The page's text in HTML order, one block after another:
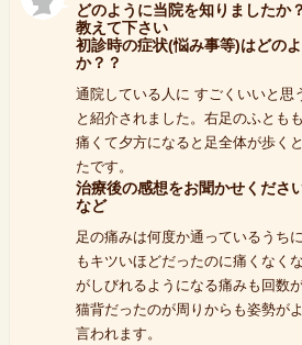
どのように当院を知りましたか
教えて下さい
初診時の症状(悩み事等)はどの
か？？
通院している人に すごくいいと思
と紹介されました。右足のふとも
痛くて夕方になると足全体が歩く
たです。
治療後の感想をお聞かせくださ
など
足の痛みは何度か通っているうち
もキツいほどだったのに痛くなく
がしびれるようになる痛みも回数
猫背だったのが周りからも姿勢が
言われます。